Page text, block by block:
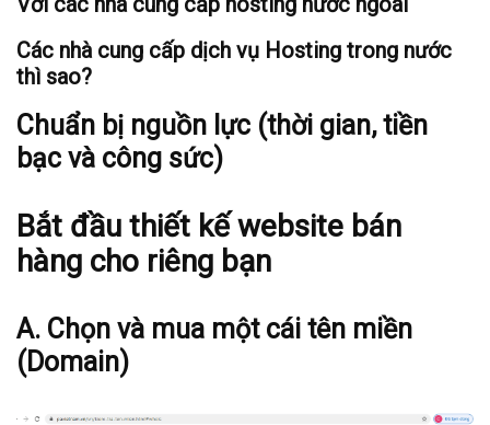
Các nhà cung cấp dịch vụ Hosting trong nước
thì sao?
Chuẩn bị nguồn lực (thời gian, tiền
bạc và công sức)
Bắt đầu thiết kế website bán
hàng cho riêng bạn
A. Chọn và mua một cái tên miền
(Domain)